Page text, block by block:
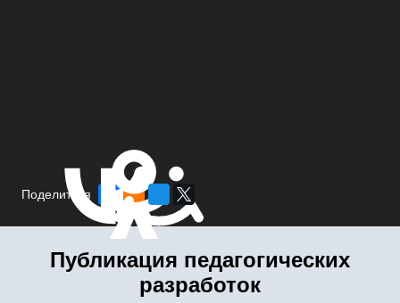
Поделиться
Публикация педагогических
разработок